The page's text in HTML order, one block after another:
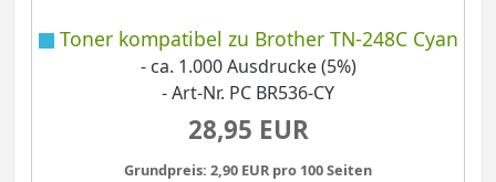
Toner kompatibel zu Brother TN-248C Cyan
- ca. 1.000 Ausdrucke (5%)
- Art-Nr. PC BR536-CY
28,95 EUR
Grundpreis: 2,90 EUR pro 100 Seiten